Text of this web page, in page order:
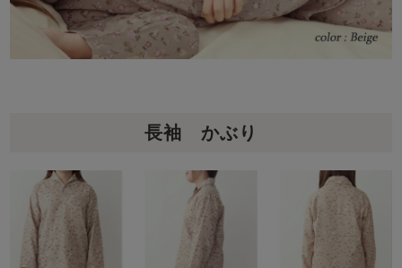
長袖 かぶり